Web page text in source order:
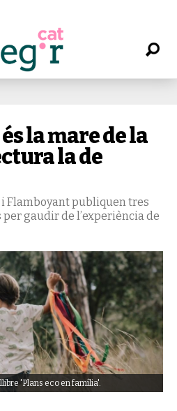
la mare de la
la de
Flamboyant publiquen tres
gaudir de l’experiència de
'Plans eco en família'.